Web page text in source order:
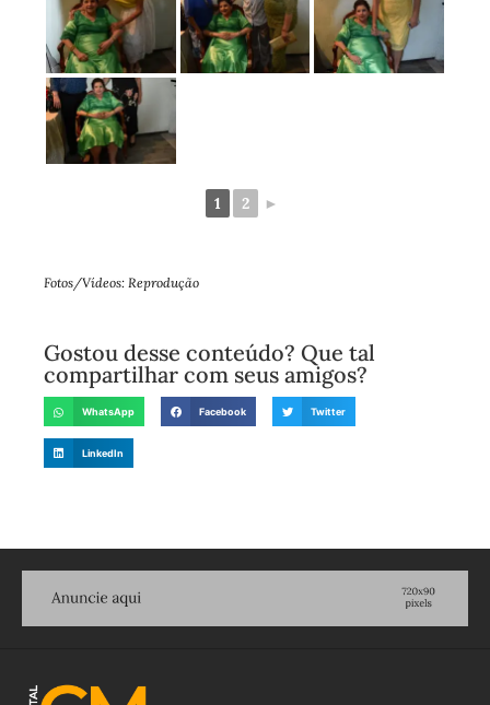
1 2 ►
Fotos/Vídeos: Reprodução
Gostou desse conteúdo? Que tal
compartilhar com seus amigos?
WhatsApp Facebook Twitter
LinkedIn